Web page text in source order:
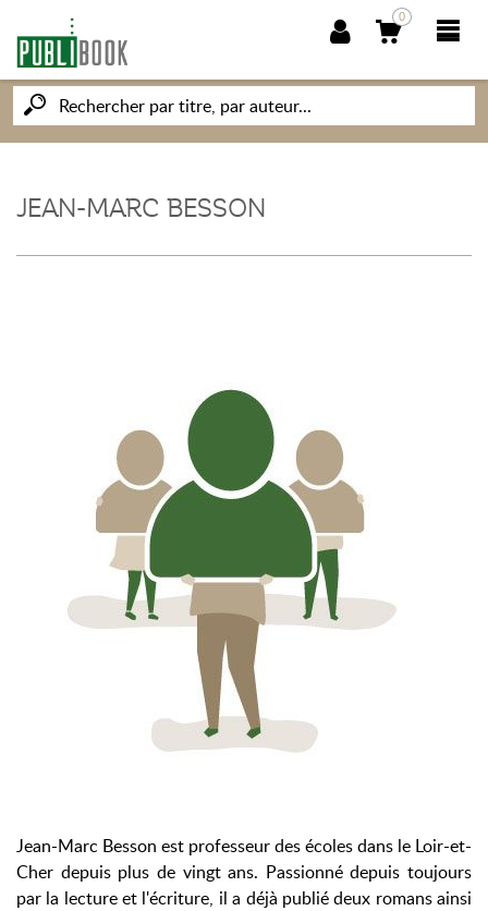
0
NOUVEAUTÉS
PUBLIBOOK
SOCIÉTÉ DES ÉCRIVAINS
JEAN-MARC BESSON
Jean-Marc Besson est professeur des écoles dans le Loir-et-
Cher depuis plus de vingt ans. Passionné depuis toujours
par la lecture et l'écriture, il a déjà publié deux romans ainsi